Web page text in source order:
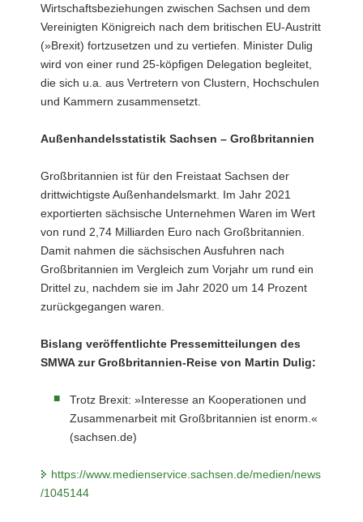
Wirtschaftsbeziehungen zwischen Sachsen und dem
Vereinigten Königreich nach dem britischen EU-Austritt
(»Brexit) fortzusetzen und zu vertiefen. Minister Dulig
wird von einer rund 25-köpfigen Delegation begleitet,
die sich u.a. aus Vertretern von Clustern, Hochschulen
und Kammern zusammensetzt.
Außenhandelsstatistik Sachsen – Großbritannien
Großbritannien ist für den Freistaat Sachsen der
drittwichtigste Außenhandelsmarkt. Im Jahr 2021
exportierten sächsische Unternehmen Waren im Wert
von rund 2,74 Milliarden Euro nach Großbritannien.
Damit nahmen die sächsischen Ausfuhren nach
Großbritannien im Vergleich zum Vorjahr um rund ein
Drittel zu, nachdem sie im Jahr 2020 um 14 Prozent
zurückgegangen waren.
Bislang veröffentlichte Pressemitteilungen des
SMWA zur Großbritannien-Reise von Martin Dulig:
Trotz Brexit: »Interesse an Kooperationen und
Zusammenarbeit mit Großbritannien ist enorm.«
(sachsen.de)
https://www.medienservice.sachsen.de/medien/news
/1045144